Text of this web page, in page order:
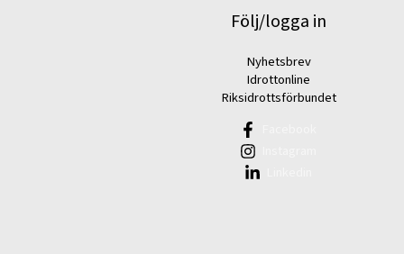
Följ/logga in
Nyhetsbrev
Idrottonline
Riksidrottsförbundet